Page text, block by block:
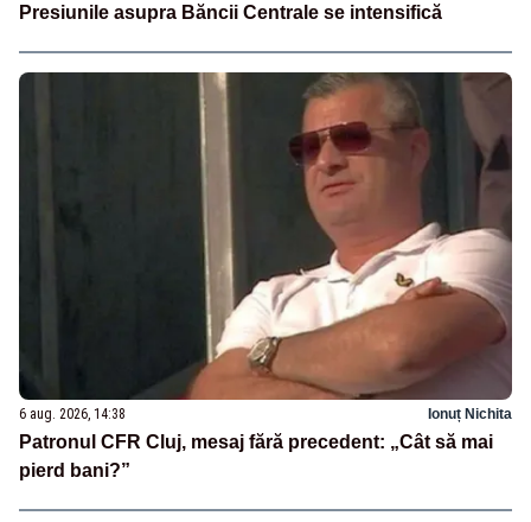
Presiunile asupra Băncii Centrale se intensifică
6 aug. 2026, 14:38 Ionuț Nichita
Patronul CFR Cluj, mesaj fără precedent: „Cât să mai
pierd bani?”